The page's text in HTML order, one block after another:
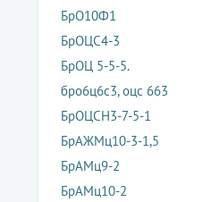
БрО10Ф1
БрОЦС4-3
БрОЦ 5-5-5.
бро6ц6с3, оцс 663
БрОЦСН3-7-5-1
БрАЖМц10-3-1,5
БрАМц9-2
БрАМц10-2